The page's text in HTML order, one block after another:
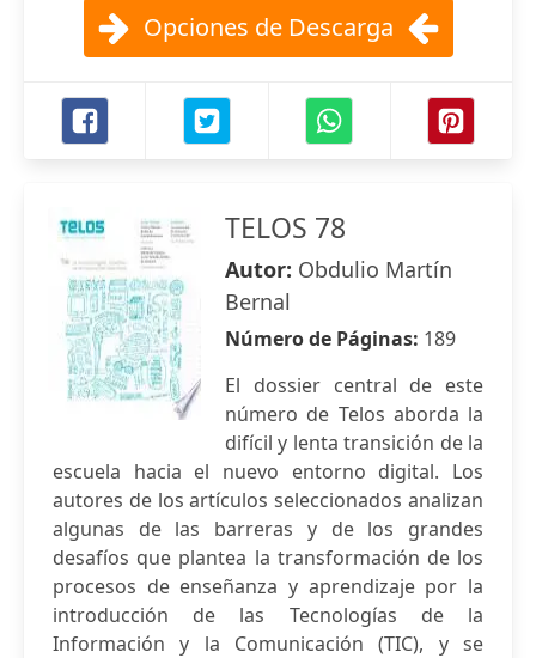
Opciones de Descarga
TELOS 78
Autor: Obdulio Martín
Bernal
Número de Páginas: 189
El dossier central de este
número de Telos aborda la
difícil y lenta transición de la
escuela hacia el nuevo entorno digital. Los
autores de los artículos seleccionados analizan
algunas de las barreras y de los grandes
desafíos que plantea la transformación de los
procesos de enseñanza y aprendizaje por la
introducción de las Tecnologías de la
Información y la Comunicación (TIC), y se